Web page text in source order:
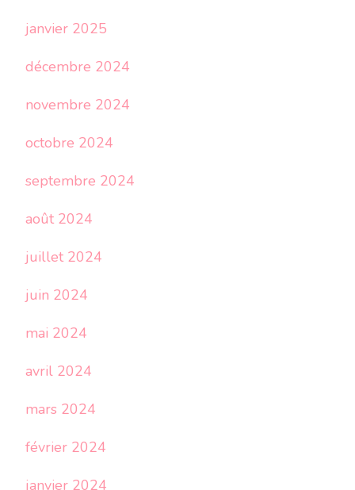
janvier 2025
décembre 2024
novembre 2024
octobre 2024
septembre 2024
août 2024
juillet 2024
juin 2024
mai 2024
avril 2024
mars 2024
février 2024
janvier 2024